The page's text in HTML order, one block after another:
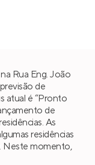
Rua Eng. João
de
atual é “Pronto
de
As
residências
Neste momento,